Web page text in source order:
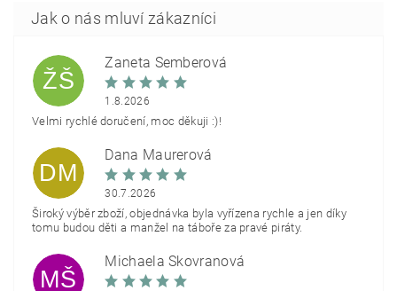
ŽŠ
Žaneta Šemberová
1.8.2026
Velmi rychlé doručení, moc děkuji :)!
DM
Dana Maurerová
30.7.2026
Široký výběr zboží, objednávka byla vyřízena rychle a jen díky
tomu budou děti a manžel na táboře za pravé piráty.
MŠ
Michaela Škovranová